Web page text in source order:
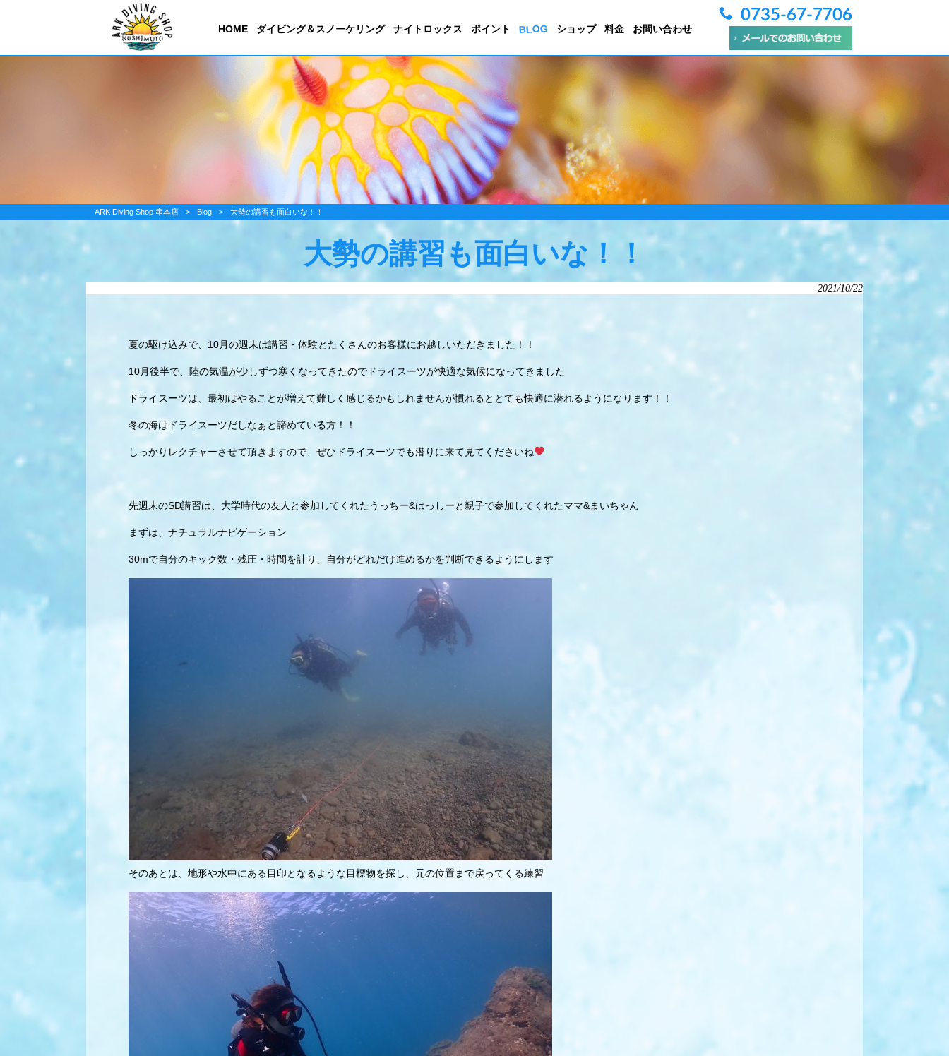
HOME ダイビング＆スノーケリング ナイトロックス ポイント BLOG ショップ 料金 お問い合わせ
0735-67-7706
ARK Diving Shop 串本店 > Blog > 大勢の講習も面白いな！！
大勢の講習も面白いな！！
2021/10/22
夏の駆け込みで、10月の週末は講習・体験とたくさんのお客様にお越しいただきました！！
10月後半で、陸の気温が少しずつ寒くなってきたのでドライスーツが快適な気候になってきました
ドライスーツは、最初はやることが増えて難しく感じるかもしれませんが慣れるととても快適に潜れるようになります！！
冬の海はドライスーツだしなぁと諦めている方！！
しっかりレクチャーさせて頂きますので、ぜひドライスーツでも潜りに来て見てくださいね
先週末のSD講習は、大学時代の友人と参加してくれたうっちー&はっしーと親子で参加してくれたママ&まいちゃん
まずは、ナチュラルナビゲーション
30mで自分のキック数・残圧・時間を計り、自分がどれだけ進めるかを判断できるようにします
そのあとは、地形や水中にある目印となるような目標物を探し、元の位置まで戻ってくる練習